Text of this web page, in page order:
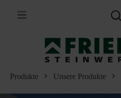
springen
Produkte Unsere Produkte